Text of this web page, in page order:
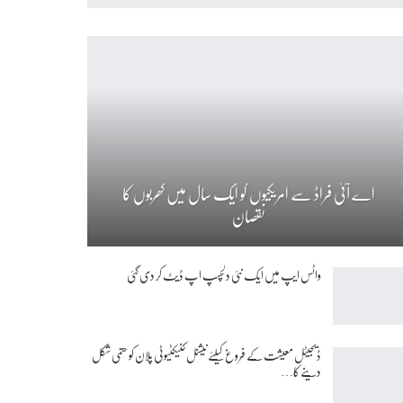
اے آئی فراڈ سے امریکیوں کو ایک سال میں کھربوں کا
نقصان
واٹس ایپ میں ایک نئی دلچسپ اپ ڈیٹ کر دی گئی
ڈیجیٹل معیشت کے فروغ کیلئے نیشنل کنیکٹیوٹی پلان کو حتمی شکل
دینے کا…